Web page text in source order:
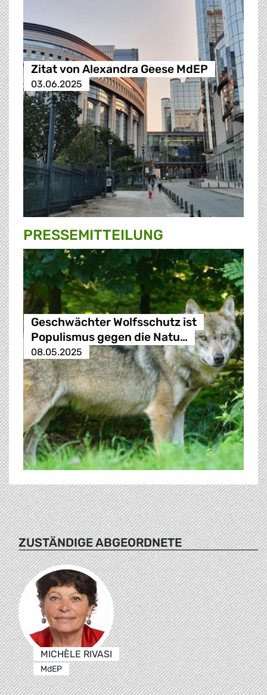
Zitat von Alexandra Geese MdEP
03.06.2025
PRESSE­MITTEILUNG
Geschwächter Wolfsschutz ist
Populismus gegen die Natu…
08.05.2025
ZUSTÄNDIGE ABGEORDNETE
MICHÈLE RIVASI
MdEP